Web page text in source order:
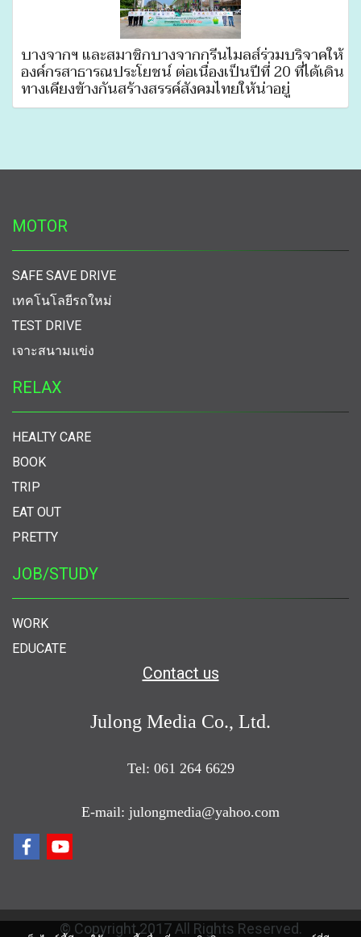
บางจากฯ และสมาชิกบางจากกรีนไมลส์ร่วมบริจาคให้
องค์กรสาธารณประโยชน์ ต่อเนื่องเป็นปีที่ 20 ที่ได้เดิน
ทางเคียงข้างกันสร้างสรรค์สังคมไทยให้น่าอยู่
MOTOR
SAFE SAVE DRIVE
เทคโนโลยีรถใหม่
TEST DRIVE
เจาะสนามแข่ง
RELAX
HEALTY CARE
BOOK
TRIP
EAT OUT
PRETTY
JOB/STUDY
WORK
EDUCATE
Contact us
Julong Media Co., Ltd.
Tel: 061 264 6629
E-mail: julongmedia@yahoo.com
© Copyright 2017 All Rights Reserved.